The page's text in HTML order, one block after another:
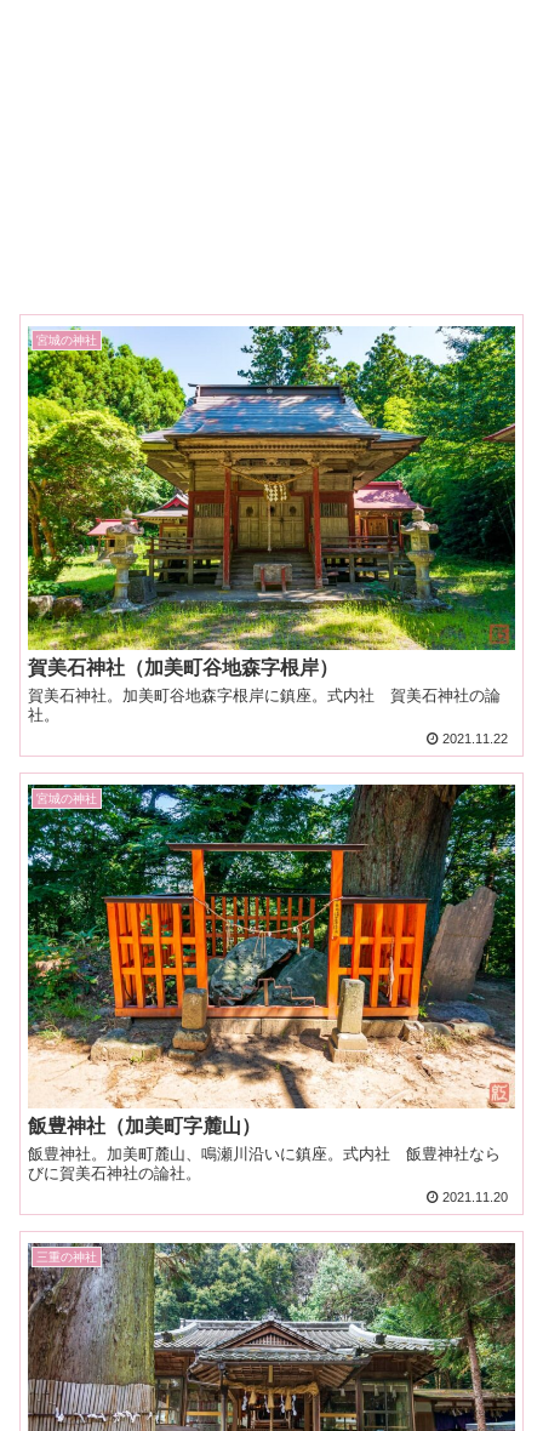
宮城の神社
賀美石神社（加美町谷地森字根岸）
賀美石神社。加美町谷地森字根岸に鎮座。式内社 賀美石神社の論
社。
2021.11.22
宮城の神社
飯豊神社（加美町字麓山）
飯豊神社。加美町麓山、鳴瀬川沿いに鎮座。式内社 飯豊神社なら
びに賀美石神社の論社。
2021.11.20
三重の神社